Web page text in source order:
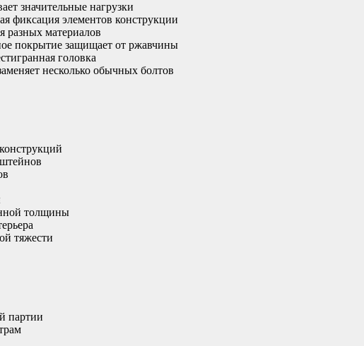
значительные нагрузки
фиксация элементов конструкции
разных материалов
покрытие защищает от ржавчины
головка
несколько обычных болтов
толщины
тяжести
партии